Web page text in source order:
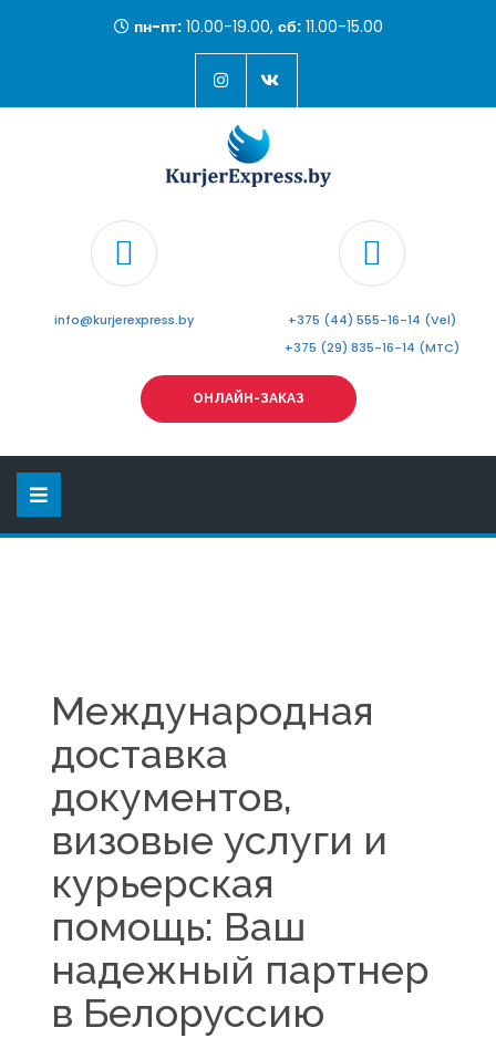
пн-пт:10.00-19.00, сб:11.00-15.00
info@kurjerexpress.by
+375 (44) 555-16-14 (Vel)
+375 (29) 835-16-14 (MTC)
ОНЛАЙН-ЗАКАЗ
Международная
доставка
документов,
визовые услуги и
курьерская
помощь: Ваш
надежный партнер
в Белоруссию